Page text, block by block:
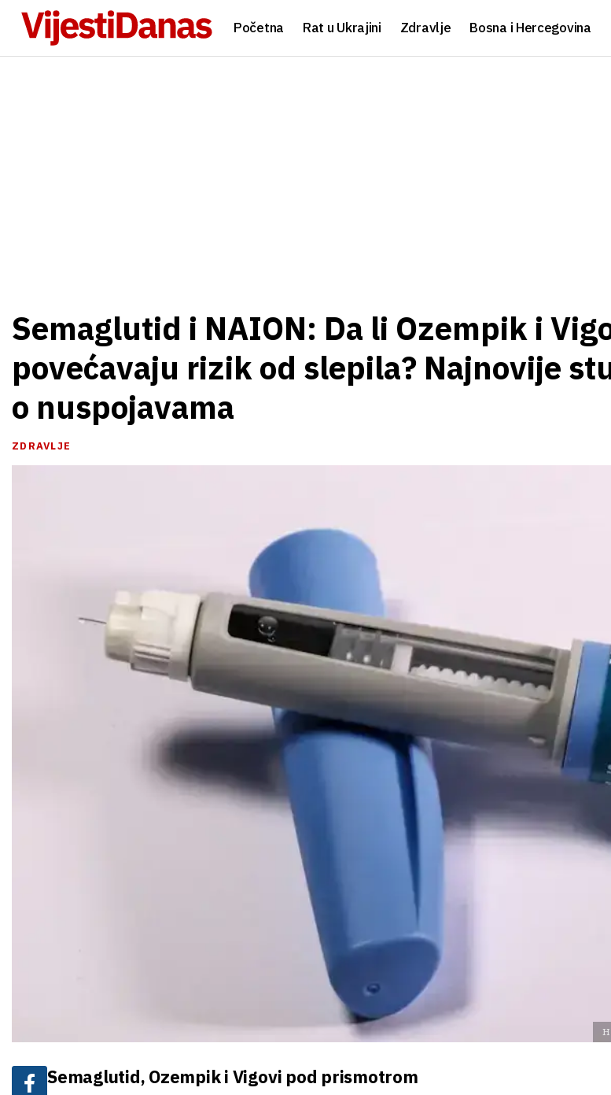
Početna Rat u Ukrajini Zdravlje Bosna i Hercegovina
Semaglutid i NAION: Da li Ozempik i
povećavaju rizik od slepila? Najnovije
o nuspojavama
ZDRAVLJE
Semaglutid, Ozempik i Vigovi pod prismotrom